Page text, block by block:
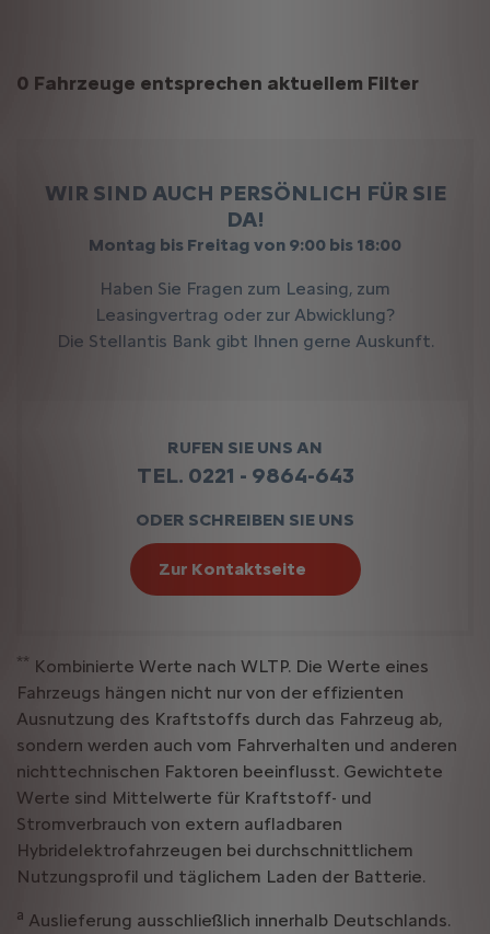
Suchergebnisse
0 Fahrzeuge entsprechen aktuellem Filter
WIR SIND AUCH PERSÖNLICH FÜR SIE
DA!
Montag bis Freitag von 9:00 bis 18:00
Haben Sie Fragen zum Leasing, zum
Leasingvertrag oder zur Abwicklung?
Die Stellantis Bank gibt Ihnen gerne Auskunft.
RUFEN SIE UNS AN
TEL. 0221 - 9864-643
ODER SCHREIBEN SIE UNS
Zur Kontaktseite
** Kombinierte Werte nach WLTP. Die Werte eines
Fahrzeugs hängen nicht nur von der effizienten
Ausnutzung des Kraftstoffs durch das Fahrzeug ab,
sondern werden auch vom Fahrverhalten und anderen
nichttechnischen Faktoren beeinflusst. Gewichtete
Werte sind Mittelwerte für Kraftstoff- und
Stromverbrauch von extern aufladbaren
Hybridelektrofahrzeugen bei durchschnittlichem
Nutzungsprofil und täglichem Laden der Batterie.
a Auslieferung ausschließlich innerhalb Deutschlands.